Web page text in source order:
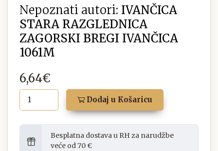
Nepoznati autori: IVANČICA
STARA RAZGLEDNICA
ZAGORSKI BREGI IVANČICA
1061M
6,64€
Dodaj u Košaricu
Besplatna dostava u RH za narudžbe
veće od 70 €